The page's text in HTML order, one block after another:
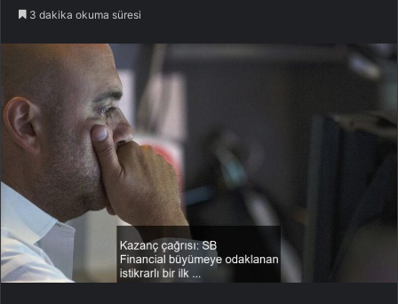
3 dakika okuma süresi